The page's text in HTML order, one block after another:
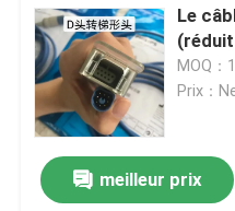
Le
MOQ：1
Prix：
meilleur prix